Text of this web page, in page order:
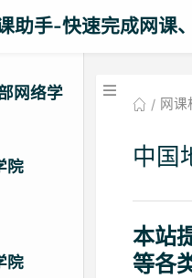
助手-快速完成网课
网络学
院
院
网课
中国
本站
等各